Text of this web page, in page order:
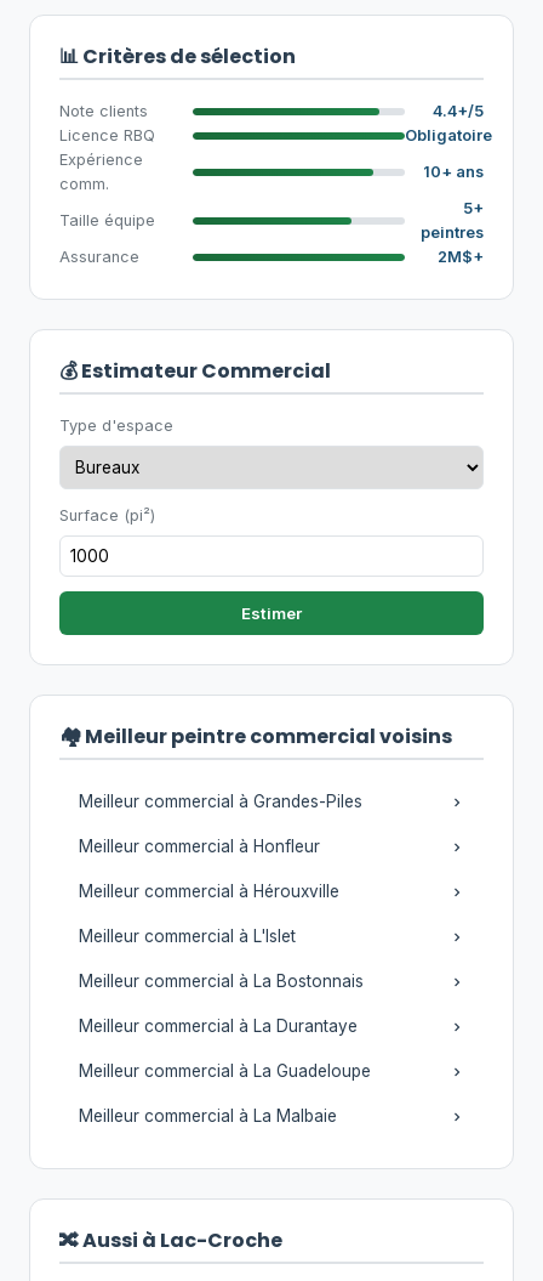
📊 Critères de sélection
Note clients
4.4+/5
Licence RBQ
Obligatoire
Expérience
comm.
10+ ans
Taille équipe
5+
peintres
Assurance
2M$+
💰 Estimateur Commercial
Type d'espace
Surface (pi²)
Estimer
🏘️ Meilleur peintre commercial voisins
Meilleur commercial à Grandes-Piles
Meilleur commercial à Honfleur
Meilleur commercial à Hérouxville
Meilleur commercial à L'Islet
Meilleur commercial à La Bostonnais
Meilleur commercial à La Durantaye
Meilleur commercial à La Guadeloupe
Meilleur commercial à La Malbaie
🔀 Aussi à Lac-Croche